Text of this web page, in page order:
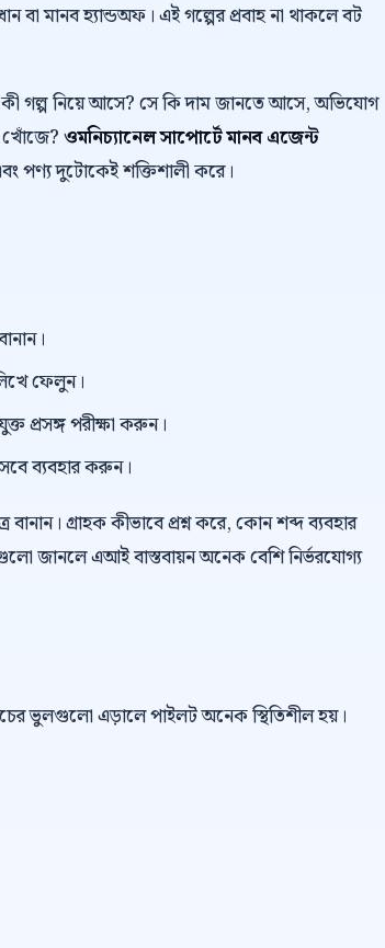
বা মানব হ্যান্ডঅফ। এই গল্পের প্রবাহ না থাকলে বট
গল্প নিয়ে আসে? সে কি দাম জানতে আসে, অভিযোগ
খোঁজে?ওমনিচ্যানেল সাপোর্টে মানব এজেন্ট
পণ্য দুটোকেই শক্তিশালী করে।
ফেলুন।
প্রসঙ্গ পরীক্ষা করুন।
ব্যবহার করুন।
গ্রাহক কীভাবে প্রশ্ন করে, কোন শব্দ ব্যবহার
জানলে এআই বাস্তবায়ন অনেক বেশি নির্ভরযোগ্য
ভুলগুলো এড়ালে পাইলট অনেক স্থিতিশীল হয়।